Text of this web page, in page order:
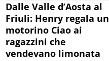
Dalle Valle d’Aosta al
Friuli: Henry regala un
motorino Ciao ai
ragazzini che
vendevano limonata